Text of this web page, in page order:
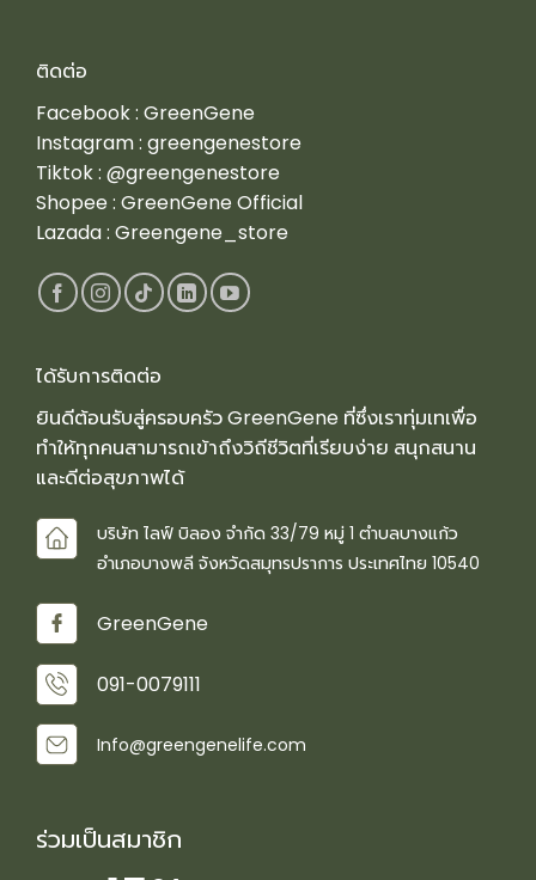
ติดต่อ
Facebook : GreenGene
Instagram : greengenestore
Tiktok : @greengenestore
Shopee : GreenGene Official
Lazada : Greengene_store
ได้รับการติดต่อ
ยินดีต้อนรับสู่ครอบครัว GreenGene ที่ซึ่งเราทุ่มเทเพื่อ
ทำให้ทุกคนสามารถเข้าถึงวิถีชีวิตที่เรียบง่าย สนุกสนาน
และดีต่อสุขภาพได้
บริษัท ไลฟ์ บิลอง จำกัด 33/79 หมู่ 1 ตำบลบางแก้ว
อำเภอบางพลี จังหวัดสมุทรปราการ ประเทศไทย 10540
GreenGene
091-0079111
Info@greengenelife.com
ร่วมเป็นสมาชิก